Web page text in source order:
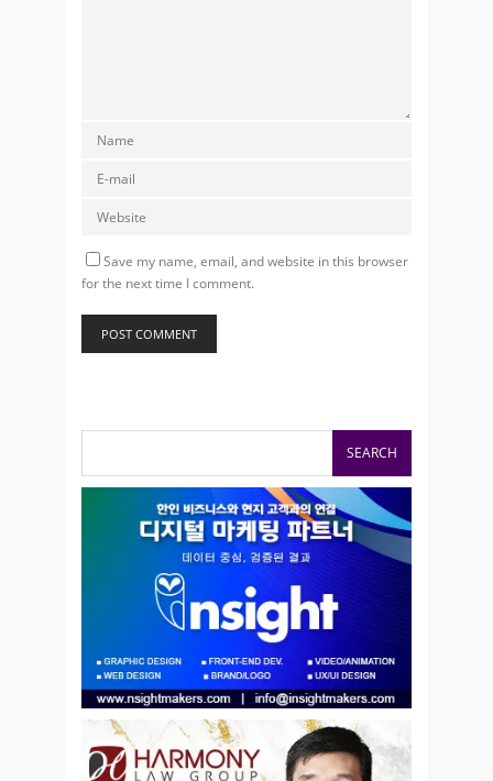
Save my name, email, and website in this browser
for the next time I comment.